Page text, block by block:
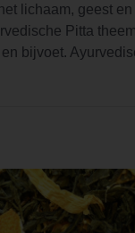
lichaam, geest
Pitta
bijvoet.